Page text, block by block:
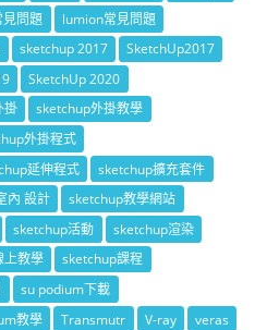
問題
lumion常見問題
sketchup 2017
SketchUp2017
SketchUp 2020
掛
sketchup外掛教學
外掛程式
延伸程式
sketchup擴充套件
內 設計
sketchup教學網站
sketchup活動
sketchup渲染
教學
sketchup課程
su podium下載
教學 Transmutr V-ray
veras